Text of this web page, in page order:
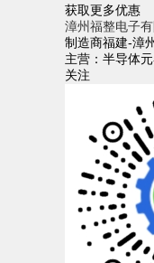
获取更多优惠
漳州福整电子
制造商福建-漳
主营：半导体
关注